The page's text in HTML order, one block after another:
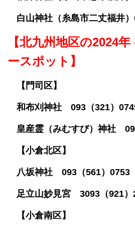
白山神社（糸島市二丈福井
【北九州地区の2024
ースポット】
【門司区】
和布刈神社 093（321）
皇産霊（みむすび）神社
【小倉北区】
八坂神社 093（561）0753
足立山妙見宮 3093（921）
【小倉南区】